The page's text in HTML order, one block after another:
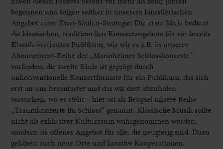
begonnen und folgen seither in unserem künstlerischen
Angebot einer Zwei-Säulen-Strategie: Die erste Säule bedient
die klassischen, traditionellen Konzertangebote für ein bereits
Klassik-vertrautes Publikum, wie wir es z.B. in unserer
Abonnement-Reihe der „Mannheimer Schlosskonzerte“
vorfinden; die zweite Säule ist geprägt durch
unkonventionelle Konzertformate für ein Publikum, das sich
erst an uns herantastet und das wir dort abzuholen
versuchen, wo es steht – hier sei als Beispiel unsere Reihe
„Traumkonzerte im Schloss“ genannt. Klassische Musik sollte
nicht als exklusiver Kulturraum wahrgenommen werden,
sondern als offenes Angebot für alle, die neugierig sind. Dazu
gehören auch neue Orte und kreative Kooperationen.